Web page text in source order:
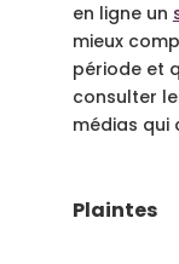
en ligne un
mieux
période et
consulter
médias qui
Plaintes